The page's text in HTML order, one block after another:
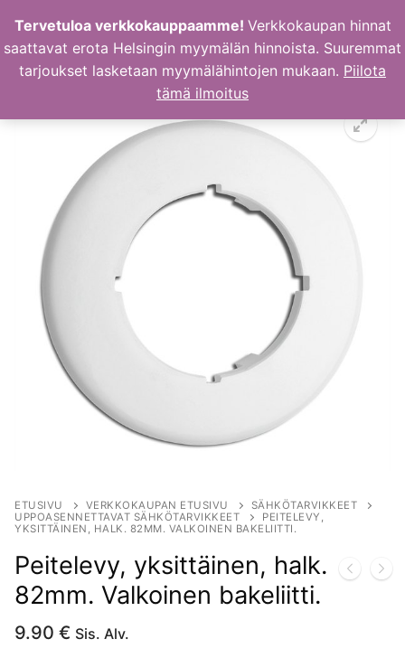
sisältöön
ETUSIVU VERKKOKAUPAN ETUSIVU
SÄHKÖTARVIKKEET
UPPOASENNETTAVAT SÄHKÖTARVIKKEET
PEITELEVY,
YKSITTÄINEN, HALK. 82MM. VALKOINEN BAKELIITTI.
Peitelevy, yksittäinen, halk.
82mm. Valkoinen bakeliitti.
9.90 € Sis. Alv.
Tervetuloa verkkokauppaamme! Verkkokaupan hinnat
saattavat erota Helsingin myymälän hinnoista. Suuremmat
tarjoukset lasketaan myymälähintojen mukaan. Piilota
tämä ilmoitus